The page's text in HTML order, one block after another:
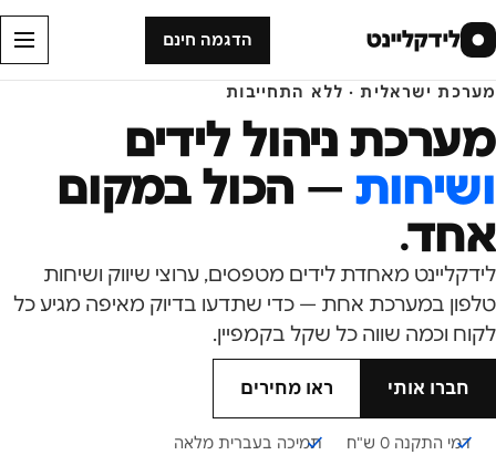
● לידקליינט הדגמה חינם
מערכת ישראלית · ללא התחייבות
מערכת ניהול לידים
ושיחות — הכול במקום
אחד.
לידקליינט מאחדת לידים מטפסים, ערוצי שיווק ושיחות
טלפון במערכת אחת — כדי שתדעו בדיוק מאיפה מגיע כל
לקוח וכמה שווה כל שקל בקמפיין.
חברו אותי ראו מחירים
דמי התקנה 0 ש"ח
תמיכה בעברית מלאה